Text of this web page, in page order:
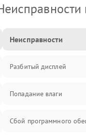
Неисправности
Разбитый дисплей
Попадание влаги
Сбой программного